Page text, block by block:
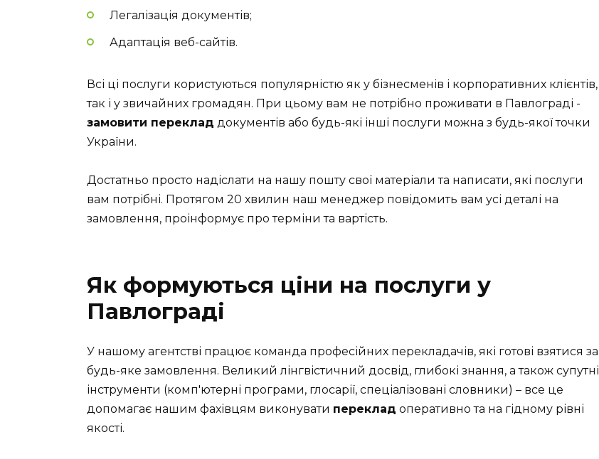
Легалізація документів;
Адаптація веб-сайтів.
Всі ці послуги користуються популярністю як у бізнесменів і корпоративних клієнтів,
так і у звичайних громадян. При цьому вам не потрібно проживати в Павлограді -
замовити переклад документів або будь-які інші послуги можна з будь-якої точки
України.
Достатньо просто надіслати на нашу пошту свої матеріали та написати, які послуги
вам потрібні. Протягом 20 хвилин наш менеджер повідомить вам усі деталі на
замовлення, проінформує про терміни та вартість.
Як формуються ціни на послуги у
Павлограді
У нашому агентстві працює команда професійних перекладачів, які готові взятися за
будь-яке замовлення. Великий лінгвістичний досвід, глибокі знання, а також супутні
інструменти (комп'ютерні програми, глосарії, спеціалізовані словники) – все це
допомагає нашим фахівцям виконувати переклад оперативно та на гідному рівні
якості.